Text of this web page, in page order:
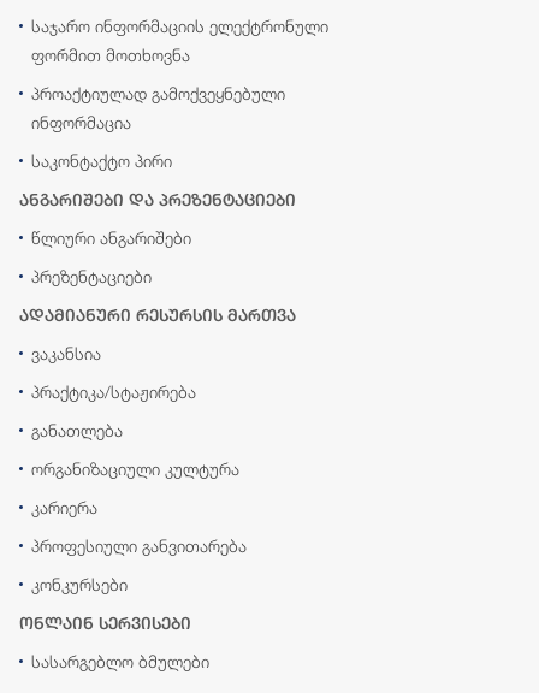
საჯარო ინფორმაციის ელექტრონული
ფორმით მოთხოვნა
პროაქტიულად გამოქვეყნებული
ინფორმაცია
საკონტაქტო პირი
ანგარიშები და პრეზენტაციები
წლიური ანგარიშები
პრეზენტაციები
ადამიანური რესურსის მართვა
ვაკანსია
პრაქტიკა/სტაჟირება
განათლება
ორგანიზაციული კულტურა
კარიერა
პროფესიული განვითარება
კონკურსები
ონლაინ სერვისები
სასარგებლო ბმულები